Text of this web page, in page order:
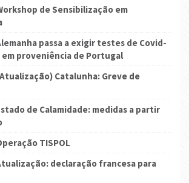
de Sensibilização em
passa a exigir testes de Covid-
proveniência de Portugal
Catalunha: Greve de
de Calamidade: medidas a partir
TISPOL
declaração francesa para